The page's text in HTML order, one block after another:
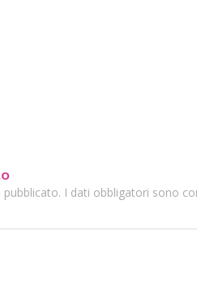
pubblicato. I dati obbligatori sono